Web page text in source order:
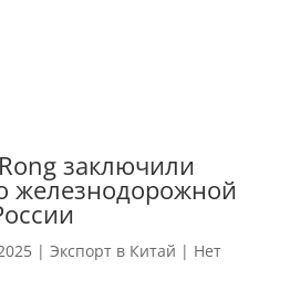
заключили
железнодорожной
| Экспорт в Китай | Нет